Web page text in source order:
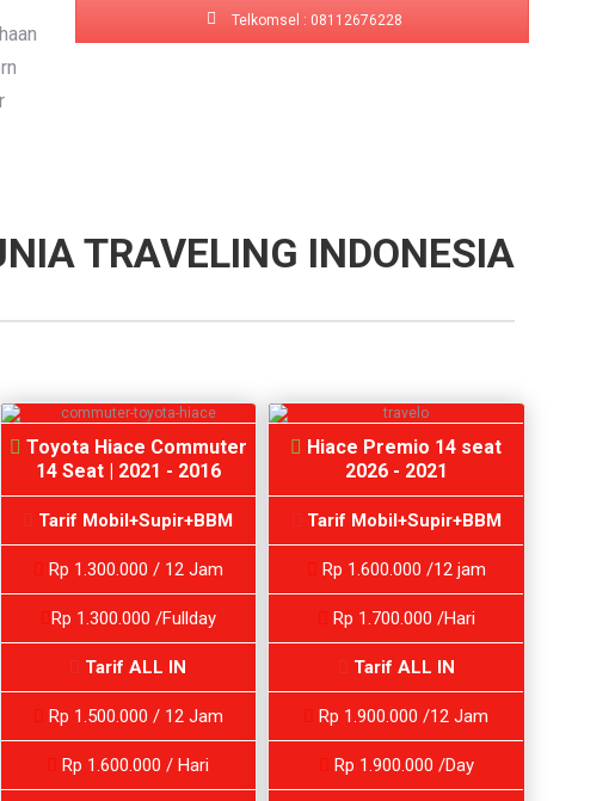
Telkomsel : 08112676228
TRAVELING INDONESIA
Toyota Hiace Commuter
14 Seat | 2021 - 2016
Tarif Mobil+Supir+BBM
Rp 1.300.000 / 12 Jam
Rp 1.300.000 /Fullday
Tarif ALL IN
Rp 1.500.000 / 12 Jam
Rp 1.600.000 / Hari
Hiace Premio 14 seat
2026 - 2021
Tarif Mobil+Supir+BBM
Rp 1.600.000 /12 jam
Rp 1.700.000 /Hari
Tarif ALL IN
Rp 1.900.000 /12 Jam
Rp 1.900.000 /Day